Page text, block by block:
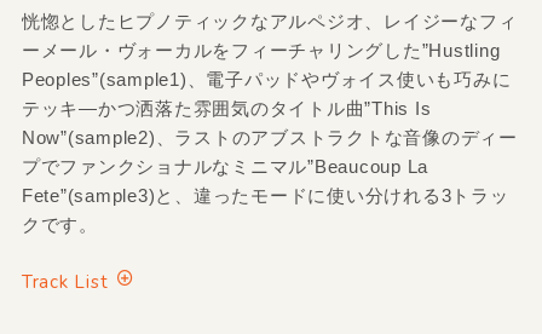
恍惚としたヒプノティックなアルペジオ、レイジーなフィ
ーメール・ヴォーカルをフィーチャリングした”Hustling
Peoples”(sample1)、電子パッドやヴォイス使いも巧みに
テッキ―かつ洒落た雰囲気のタイトル曲”This Is
Now”(sample2)、ラストのアブストラクトな音像のディー
プでファンクショナルなミニマル”Beaucoup La
Fete”(sample3)と、違ったモードに使い分けれる3トラッ
クです。
Track List